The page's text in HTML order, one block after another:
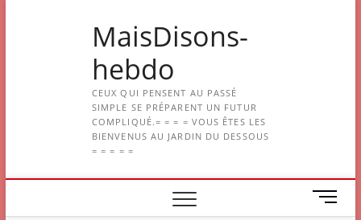
MaisDisons-
hebdo
CEUX QUI PENSENT AU PASSÉ
SIMPLE SE PRÉPARENT UN FUTUR
COMPLIQUÉ.= = = = VOUS ÊTES LES
BIENVENUS AU JARDIN DU DESSOUS
= = = = =
M
e